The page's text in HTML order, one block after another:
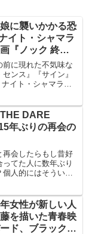
に襲いかかる恐
イト・シャマラ
『ノック 終末
at the
に現れた不気味な
ンス』『サイン』
イト・シャマラン
公開さ...
DARE
年ぶりの再会の
再会したらもし昔好
てた人に数年ぶり
人的にはそういっ
たその友人とは20歳
ほ...
女性が新しい人
を描いた青春映
ド、ブラックベ